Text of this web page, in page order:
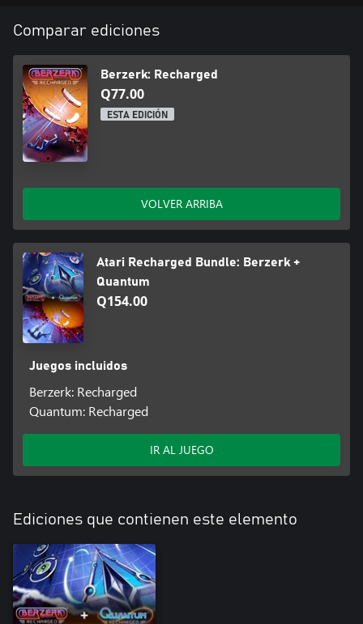
Comparar ediciones
Berzerk: Recharged
Q77.00
ESTA EDICIÓN
VOLVER ARRIBA
Atari Recharged Bundle: Berzerk +
Quantum
Q154.00
Juegos incluidos
Berzerk: Recharged
Quantum: Recharged
IR AL JUEGO
Ediciones que contienen este elemento